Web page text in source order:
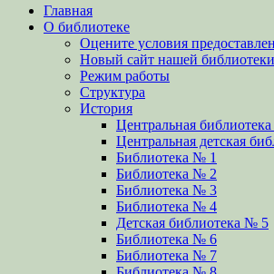
Перейти
содержимому
Главная
О библиотеке
Оцените условия
Новый сайт нашей библиотеки
Режим работы
Структура
История
Центральная
Центральная детская
Библиотека № 1
Библиотека № 2
Библиотека № 3
Библиотека № 4
Детская библиотека № 5
Библиотека № 6
Библиотека № 7